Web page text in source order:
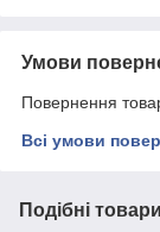
Умови
Повернення
Всі умови
Подібні